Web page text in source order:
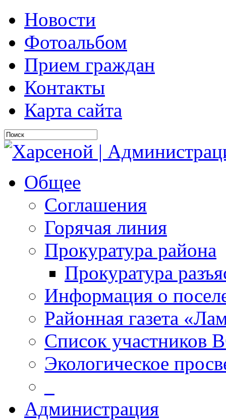
Новости
Фотоальбом
Прием граждан
Контакты
Карта сайта
Общее
Соглашения
Горячая линия
Прокуратура района
Прокуратура
Информация о
Районная газета
Список участников
Экологическое
Администрация